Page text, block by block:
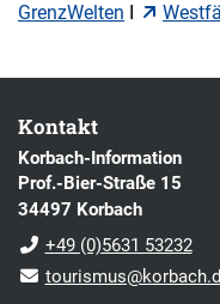
GrenzWelten
Kontakt
Korbach-Information
Prof.-Bier-Straße 15
34497 Korbach
+49 (0)5631 53232